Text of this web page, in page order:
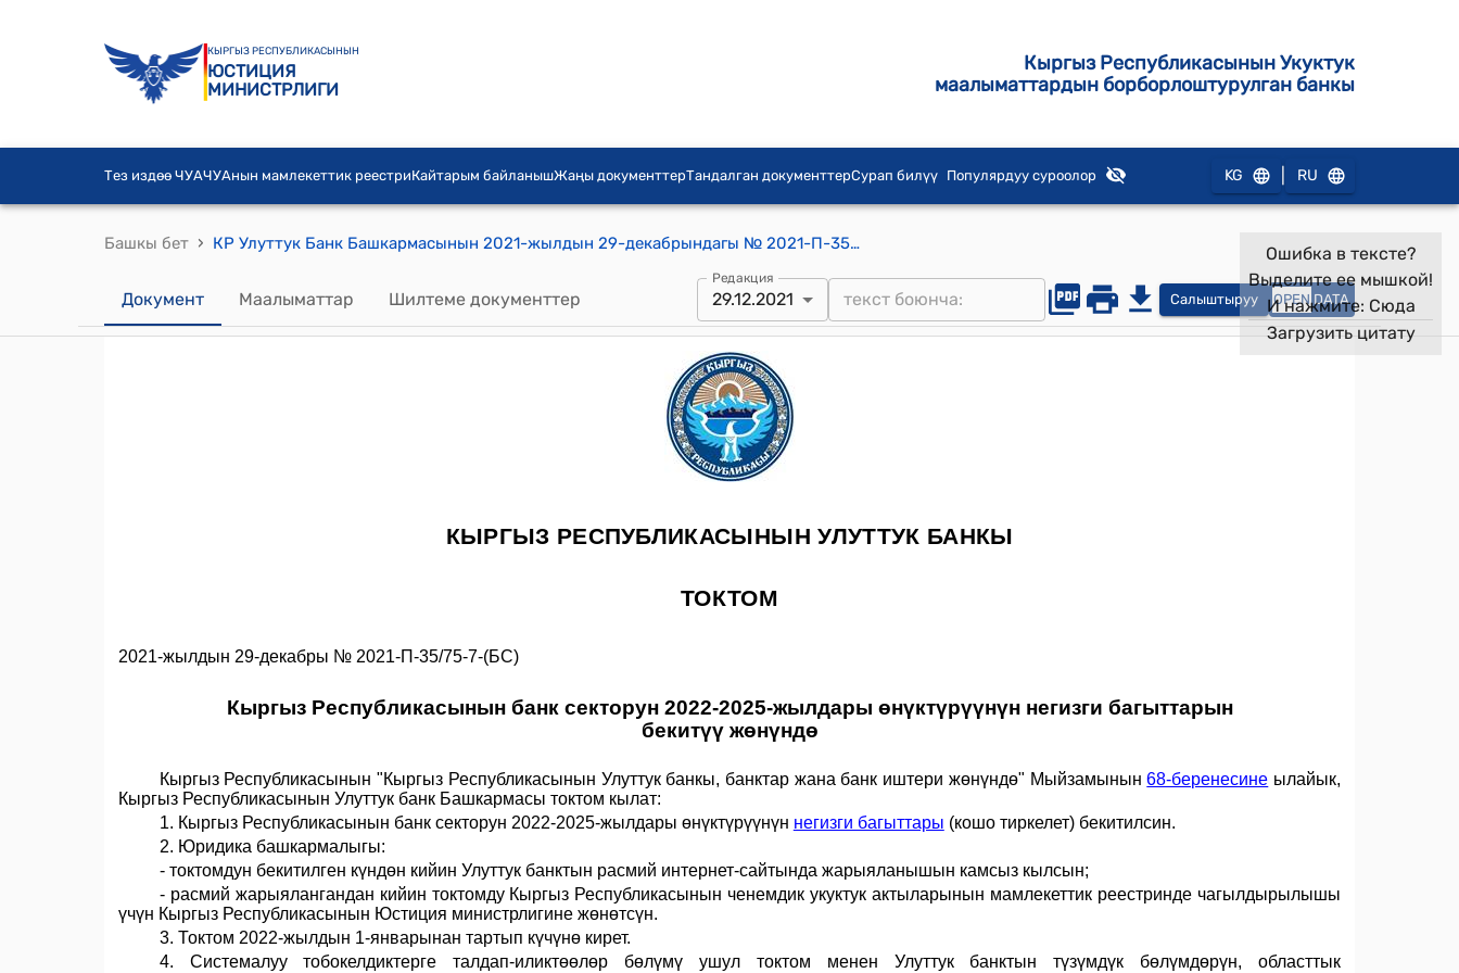
КЫРГЫЗ РЕСПУБЛИКАСЫНЫН
ЮСТИЦИЯ
МИНИСТРЛИГИ
Кыргыз Республикасынын Укуктук
маалыматтардын борборлоштурулган банкы
Тез издөө ЧУАЧУАнын мамлекеттик реестриКайтарым байланышЖаңы документтерТандалган документтерСурап билүү Популярдуу суроолор KG RU
Башкы бет › КР Улуттук Банк Башкармасынын 2021-жылдын 29-декабрындагы № 2021-П-35/75-7-(БС) "Кыргыз Республикасынын банк секторун 2022-2025-жылдары өнүктүрүүнүн негизги багыттарын бекитүү жөнүндө" токтому
Документ Маалыматтар Шилтеме документтер
Редакция
29.12.2021 Салыштыруу OPEN DATA
Ошибка в тексте?
Выделите ее мышкой!
И нажмите: Сюда
Загрузить цитату